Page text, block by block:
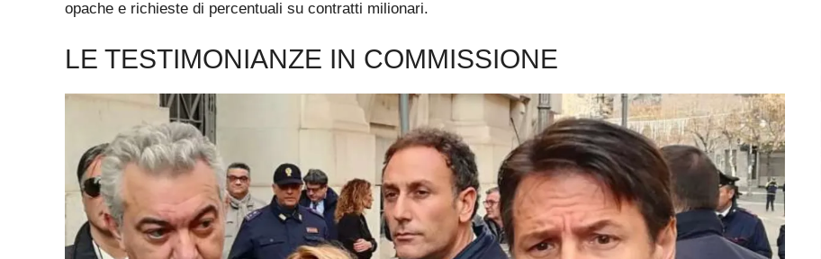
opache e richieste di percentuali su contratti milionari.
LE TESTIMONIANZE IN COMMISSIONE